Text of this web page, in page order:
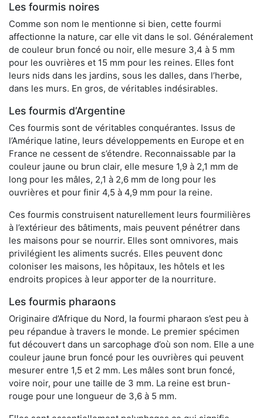
Les fourmis noires
Comme son nom le mentionne si bien, cette fourmi
affectionne la nature, car elle vit dans le sol. Généralement
de couleur brun foncé ou noir, elle mesure 3,4 à 5 mm
pour les ouvrières et 15 mm pour les reines. Elles font
leurs nids dans les jardins, sous les dalles, dans l’herbe,
dans les murs. En gros, de véritables indésirables.
Les fourmis d’Argentine
Ces fourmis sont de véritables conquérantes. Issus de
l’Amérique latine, leurs développements en Europe et en
France ne cessent de s’étendre. Reconnaissable par la
couleur jaune ou brun clair, elle mesure 1,9 à 2,1 mm de
long pour les mâles, 2,1 à 2,6 mm de long pour les
ouvrières et pour finir 4,5 à 4,9 mm pour la reine.
Ces fourmis construisent naturellement leurs fourmilières
à l’extérieur des bâtiments, mais peuvent pénétrer dans
les maisons pour se nourrir. Elles sont omnivores, mais
privilégient les aliments sucrés. Elles peuvent donc
coloniser les maisons, les hôpitaux, les hôtels et les
endroits propices à leur apporter de la nourriture.
Les fourmis pharaons
Originaire d’Afrique du Nord, la fourmi pharaon s’est peu à
peu répandue à travers le monde. Le premier spécimen
fut découvert dans un sarcophage d’où son nom. Elle a une
couleur jaune brun foncé pour les ouvrières qui peuvent
mesurer entre 1,5 et 2 mm. Les mâles sont brun foncé,
voire noir, pour une taille de 3 mm. La reine est brun-
rouge pour une longueur de 3,6 à 5 mm.